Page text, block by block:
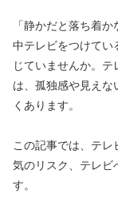
「静かだと落ち着
中テレビをつけてい
じていませんか。
は、孤独感や見えな
くあります。
この記事では、テ
気のリスク、テレビ
す。